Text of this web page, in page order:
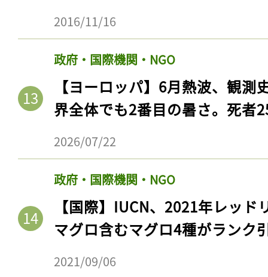
2016/11/16
政府・国際機関・NGO
【ヨーロッパ】6月熱波、観
界全体でも2番目の暑さ。死者
2026/07/22
政府・国際機関・NGO
【国際】IUCN、2021年レッ
マグロ含むマグロ4種がランク
2021/09/06